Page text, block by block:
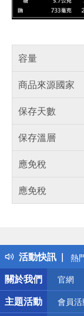
容量
商品來源國家
保存天數
保存溫層
應免稅
應免稅
活動快訊
得
熱
銀
偏
詐
關於我們
官網
主題活動 會員活